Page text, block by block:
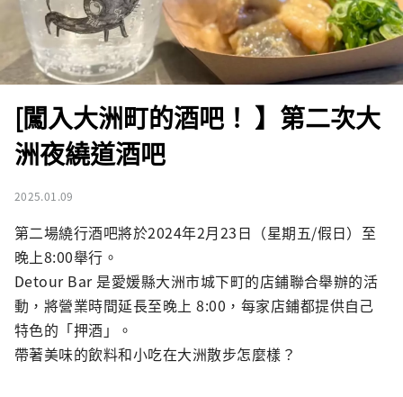
[闖入大洲町的酒吧！ 】第二次大
洲夜繞道酒吧
2025.01.09
第二場繞行酒吧將於2024年2月23日（星期五/假日）至
晚上8:00舉行。
Detour Bar 是愛媛縣大洲市城下町的店鋪聯合舉辦的活
動，將營業時間延長至晚上 8:00，每家店鋪都提供自己
特色的「押酒」。
帶著美味的飲料和小吃在大洲散步怎麼樣？